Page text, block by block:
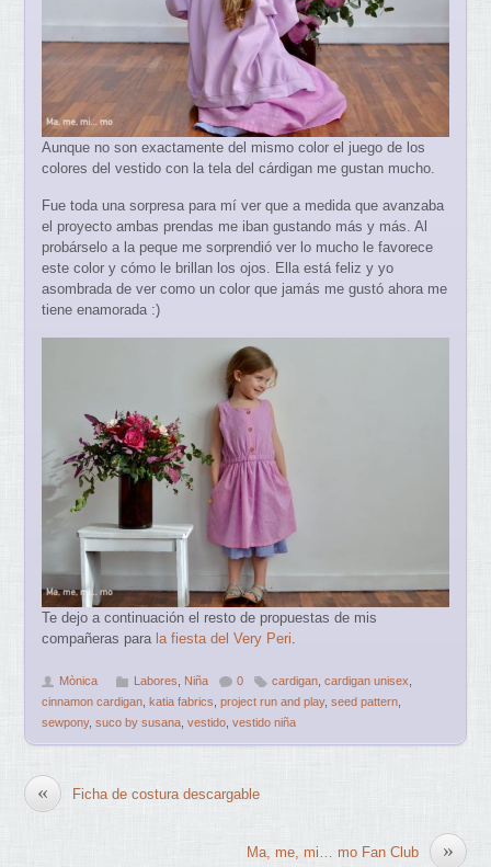
Aunque no son exactamente del mismo color el juego de los
colores del vestido con la tela del cárdigan me gustan mucho.
Fue toda una sorpresa para mí ver que a medida que avanzaba
el proyecto ambas prendas me iban gustando más y más. Al
probárselo a la peque me sorprendió ver lo mucho le favorece
este color y cómo le brillan los ojos. Ella está feliz y yo
asombrada de ver como un color que jamás me gustó ahora me
tiene enamorada :)
Te dejo a continuación el resto de propuestas de mis
compañeras para la fiesta del Very Peri
Mònica Labores Niña 0 cardigan ,cardigan unisex
cinnamon cardigan ,katia fabrics ,project run and play,seed pattern
sewpony,suco by susana ,vestido ,vestido niña
« Ficha de costura descargable
»
Ma, me, mi… mo Fan Club